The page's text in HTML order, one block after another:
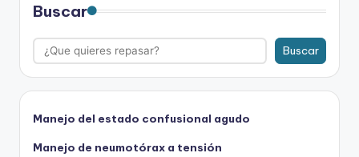
Buscar
Buscar
Manejo del estado confusional agudo
Manejo de neumotórax a tensión